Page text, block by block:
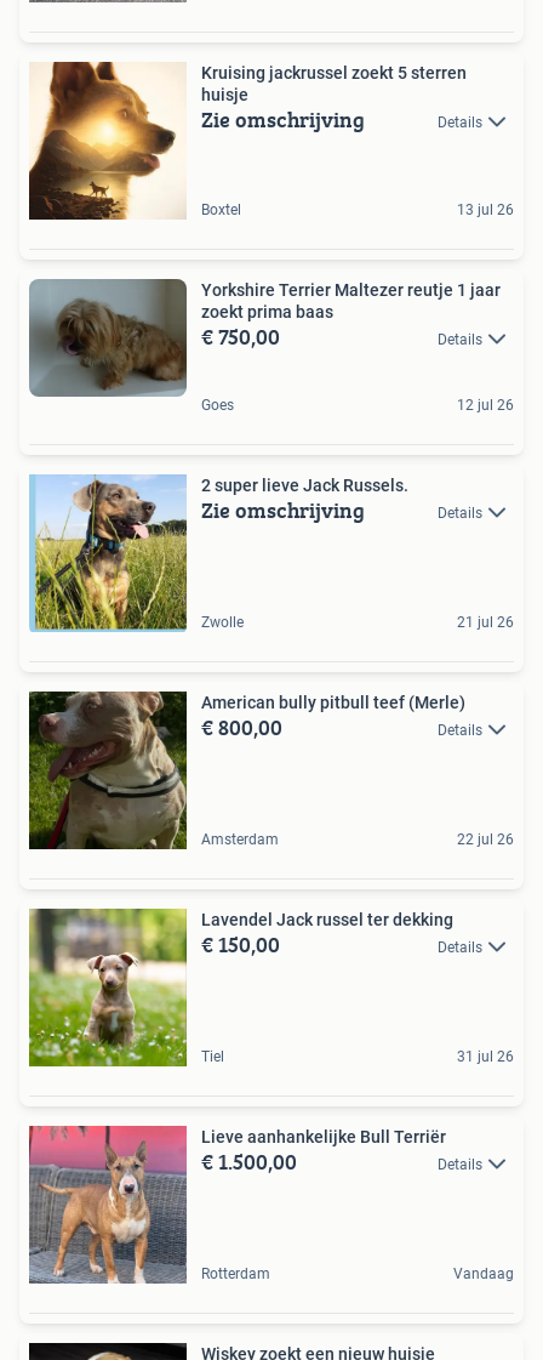
Kruising jackrussel zoekt 5 sterren
huisje
Zie omschrijving Details
Boxtel 13 jul 26
Yorkshire Terrier Maltezer reutje 1 jaar
zoekt prima baas
€ 750,00 Details
Goes 12 jul 26
2 super lieve Jack Russels.
Zie omschrijving Details
Zwolle 21 jul 26
American bully pitbull teef (Merle)
€ 800,00 Details
Amsterdam 22 jul 26
Lavendel Jack russel ter dekking
€ 150,00 Details
Tiel 31 jul 26
Lieve aanhankelijke Bull Terriër
€ 1.500,00 Details
Rotterdam Vandaag
Wiskey zoekt een nieuw huisje